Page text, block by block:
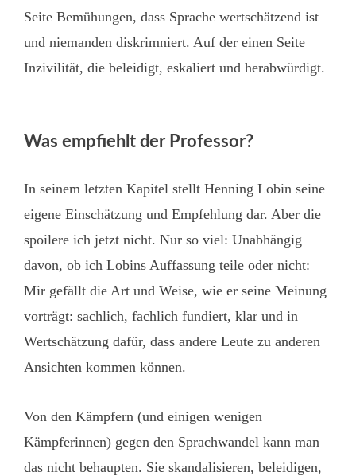
Seite Bemühungen, dass Sprache wertschätzend ist
und niemanden diskrimniert. Auf der einen Seite
Inzivilität, die beleidigt, eskaliert und herabwürdigt.
Was empfiehlt der Professor?
In seinem letzten Kapitel stellt Henning Lobin seine
eigene Einschätzung und Empfehlung dar. Aber die
spoilere ich jetzt nicht. Nur so viel: Unabhängig
davon, ob ich Lobins Auffassung teile oder nicht:
Mir gefällt die Art und Weise, wie er seine Meinung
vorträgt: sachlich, fachlich fundiert, klar und in
Wertschätzung dafür, dass andere Leute zu anderen
Ansichten kommen können.
Von den Kämpfern (und einigen wenigen
Kämpferinnen) gegen den Sprachwandel kann man
das nicht behaupten. Sie skandalisieren, beleidigen,